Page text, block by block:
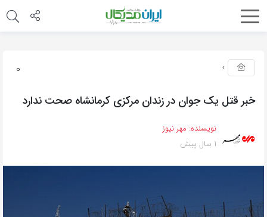
0
خبر قتل یک جوان در زندان مرکزی کرمانشاه صحت ندارد
نویسنده: مهر نیوز
1 سال پیش